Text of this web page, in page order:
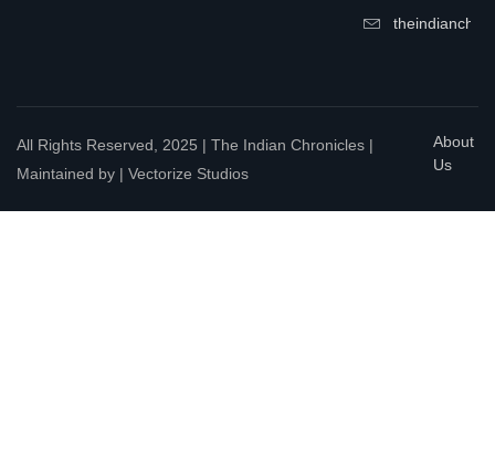
All Rights Reserved, 2025 | The Indian Chronicles |
Maintained by | Vectorize Studios
About
Us